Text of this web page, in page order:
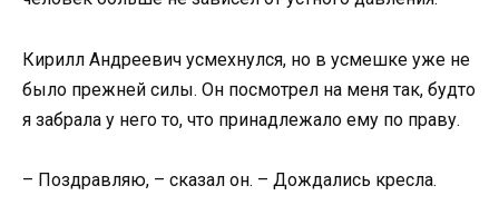
Кирилл Андреевич усмехнулся, но в усмешке уже не
было прежней силы. Он посмотрел на меня так, будто
я забрала у него то, что принадлежало ему по праву.
– Поздравляю, – сказал он. – Дождались кресла.